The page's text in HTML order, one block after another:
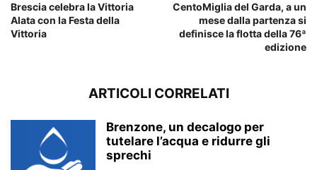
Brescia celebra la Vittoria
Alata con la Festa della
Vittoria
CentoMiglia del Garda, a un
mese dalla partenza si
definisce la flotta della 76ª
edizione
ARTICOLI CORRELATI
Brenzone, un decalogo per
tutelare l’acqua e ridurre gli
sprechi